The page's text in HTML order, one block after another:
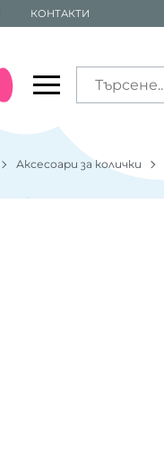
КОНТАКТИ
Аксесоари за колички